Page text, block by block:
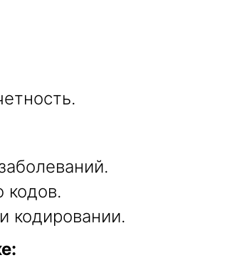
кодов.
кодировании.